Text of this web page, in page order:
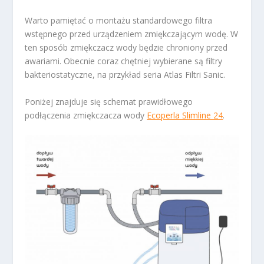
Warto pamiętać o montażu standardowego filtra
wstępnego przed urządzeniem zmiękczającym wodę. W
ten sposób zmiękczacz wody będzie chroniony przed
awariami. Obecnie coraz chętniej wybierane są filtry
bakteriostatyczne, na przykład seria Atlas Filtri Sanic.
Poniżej znajduje się schemat prawidłowego
podłączenia zmiękczacza wody Ecoperla Slimline 24.